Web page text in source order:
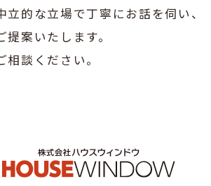
立的な立場で丁寧にお話を伺い、
案いたします。
談ください。